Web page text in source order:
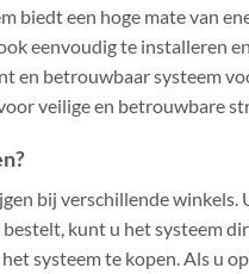
biedt een hoge mate van
eenvoudig te installeren
en betrouwbaar systeem
veilige en betrouwbare
bij verschillende
kunt u het systeem
systeem te kopen. Als u